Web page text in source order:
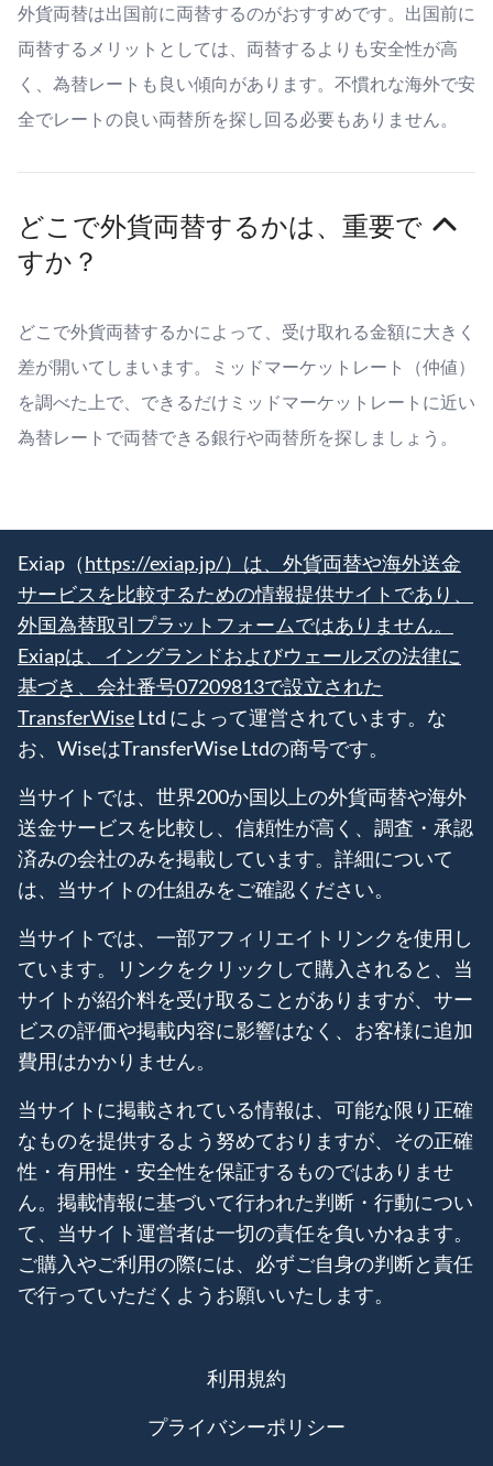
外貨両替は出国前に両替するのがおすすめです。出国前に
両替するメリットとしては、両替するよりも安全性が高
く、為替レートも良い傾向があります。不慣れな海外で安
全でレートの良い両替所を探し回る必要もありません。
どこで外貨両替するかは、重要で
すか？
どこで外貨両替するかによって、受け取れる金額に大きく
差が開いてしまいます。ミッドマーケットレート（仲値）
を調べた上で、できるだけミッドマーケットレートに近い
為替レートで両替できる銀行や両替所を探しましょう。
Exiap（https://exiap.jp/）は、外貨両替や海外送金
サービスを比較するための情報提供サイトであり、
外国為替取引プラットフォームではありません。
Exiapは、イングランドおよびウェールズの法律に
基づき、会社番号07209813で設立された
TransferWiseLtd によって運営されています。な
お、WiseはTransferWise Ltdの商号です。
当サイトでは、世界200か国以上の外貨両替や海外
送金サービスを比較し、信頼性が高く、調査・承認
済みの会社のみを掲載しています。詳細について
は、当サイトの仕組みをご確認ください。
当サイトでは、一部アフィリエイトリンクを使用し
ています。リンクをクリックして購入されると、当
サイトが紹介料を受け取ることがありますが、サー
ビスの評価や掲載内容に影響はなく、お客様に追加
費用はかかりません。
当サイトに掲載されている情報は、可能な限り正確
なものを提供するよう努めておりますが、その正確
性・有用性・安全性を保証するものではありませ
ん。掲載情報に基づいて行われた判断・行動につい
て、当サイト運営者は一切の責任を負いかねます。
ご購入やご利用の際には、必ずご自身の判断と責任
で行っていただくようお願いいたします。
利用規約
プライバシーポリシー